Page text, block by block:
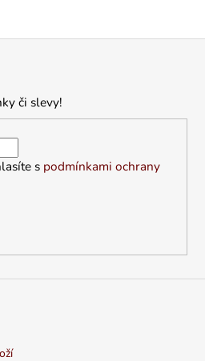
či slevy!
s podmínkami ochrany